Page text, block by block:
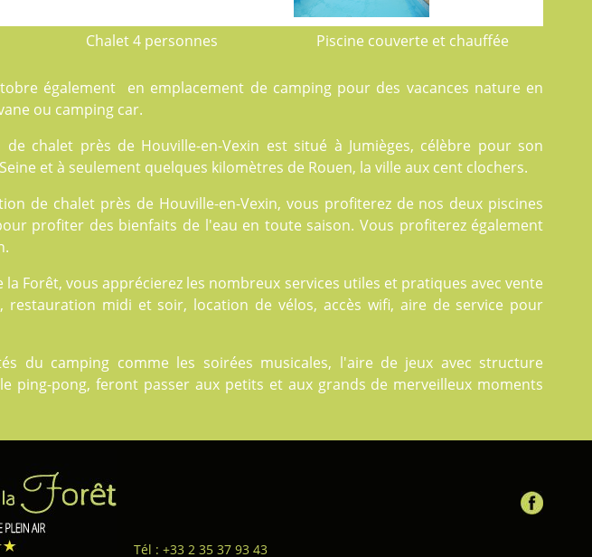
Chalet 4 personnes Piscine couverte et chauffée
également en emplacement de camping pour des vacances nature en
ou camping car.
chalet près de Houville-en-Vexin est situé à Jumièges, célèbre pour son
et à seulement quelques kilomètres de Rouen, la ville aux cent clochers.
de chalet près de Houville-en-Vexin, vous profiterez de nos deux piscines
profiter des bienfaits de l'eau en toute saison. Vous profiterez également
Forêt, vous apprécierez les nombreux services utiles et pratiques avec vente
restauration midi et soir, location de vélos, accès wifi, aire de service pour
du camping comme les soirées musicales, l'aire de jeux avec structure
ping-pong, feront passer aux petits et aux grands de merveilleux moments
Tél : +33 2 35 37 93 43